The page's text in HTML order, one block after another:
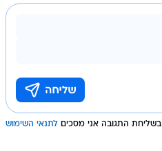
בשליחת התגובה אני מסכים לתנאי השימוש